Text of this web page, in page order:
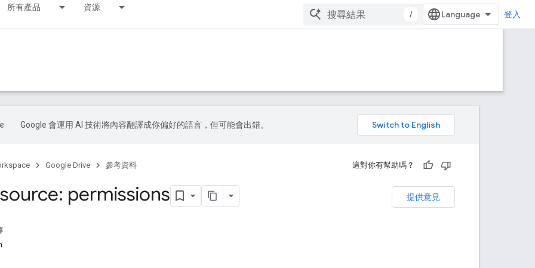
所有產品 資源
/ 登入
Google 會運用 AI 技術將內容翻譯成你偏好的語言，但可能會出錯。
Google Drive 參考資料 這對你有幫助嗎？
提供意見
permissions